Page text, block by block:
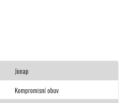
Jonap
Kompromisní obuv